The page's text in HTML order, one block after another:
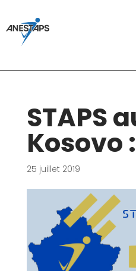
STAPS
Kosovo
25 juillet 2019